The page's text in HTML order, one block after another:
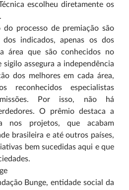
escolheu diretamente os
do processo de premiação são
indicados, apenas os dos
área que são conhecidos no
sigilo assegura a independência
dos melhores em cada área,
reconhecidos especialistas
Por isso, não há
O prêmio destaca a
nos projetos, que acabam
brasileira e até outros países,
bem sucedidas aqui e que
Bunge, entidade social da